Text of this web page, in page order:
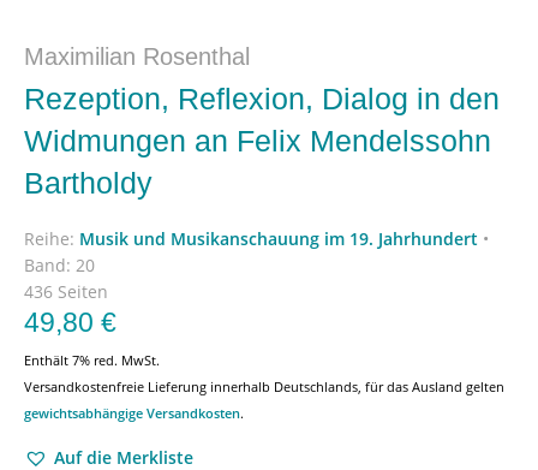
Maximilian Rosenthal
Rezeption, Reflexion, Dialog in den
Widmungen an Felix Mendelssohn
Bartholdy
Reihe: Musik und Musikanschauung im 19. Jahrhundert •
Band: 20
436 Seiten
49,80 €
Enthält 7% red. MwSt.
Versandkostenfreie Lieferung innerhalb Deutschlands, für das Ausland gelten
gewichtsabhängige Versandkosten.
Auf die Merkliste